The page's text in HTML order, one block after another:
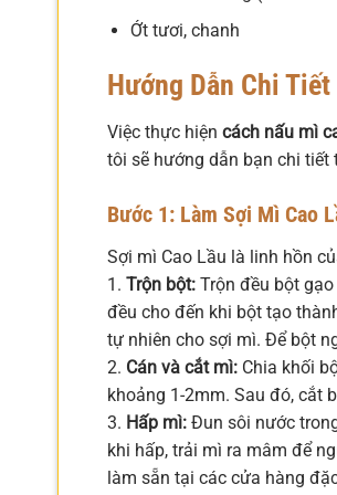
Ớt tươi, chanh
Hướng Dẫn Chi
Việc thực hiện cách nấu mì
tôi sẽ hướng dẫn bạn chi tiết
Bước 1: Làm Sợi Mì Cao
Sợi mì Cao Lầu là linh hồn
1. Trộn bột: Trộn đều bột
đều cho đến khi bột tạo
tự nhiên cho sợi mì. Để bột
2. Cán và cắt mì: Chia khối
khoảng 1-2mm. Sau đó, cắt
3. Hấp mì: Đun sôi nước
khi hấp, trải mì ra mâm để
làm sẵn tại các cửa hàng